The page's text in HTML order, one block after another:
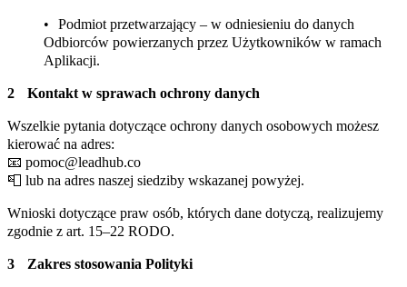
Podmiot przetwarzający – w odniesieniu do danych
Odbiorców powierzanych przez Użytkowników w ramach
Aplikacji.
Kontakt w sprawach ochrony danych
Wszelkie pytania dotyczące ochrony danych osobowych możesz
kierować na adres:
📧 pomoc@leadhub.co
📮 lub na adres naszej siedziby wskazanej powyżej.
Wnioski dotyczące praw osób, których dane dotyczą, realizujemy
zgodnie z art. 15–22 RODO.
Zakres stosowania Polityki